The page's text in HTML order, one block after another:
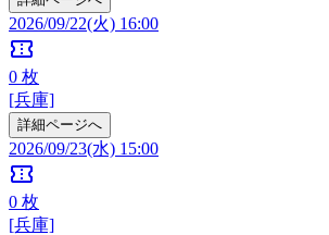
2026/09/22(火) 16:00
confirmation_number
0 枚
[兵庫]
詳細ページへ
2026/09/23(水) 15:00
confirmation_number
0 枚
[兵庫]